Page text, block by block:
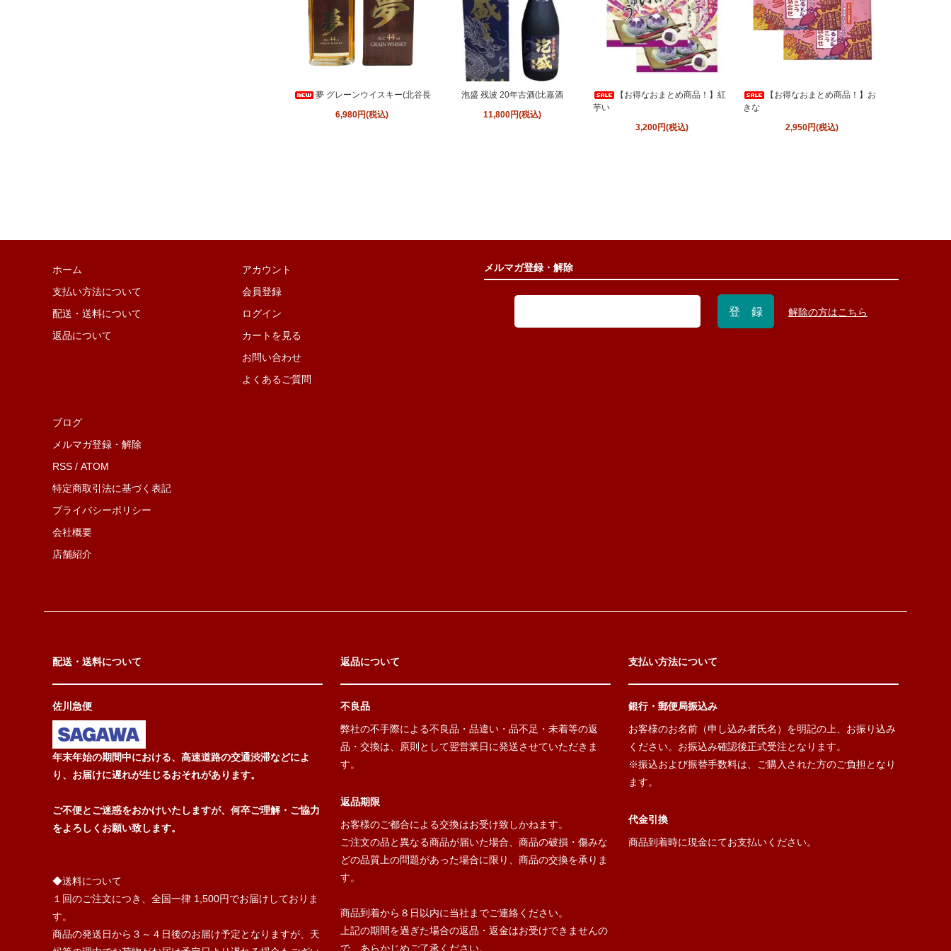
夢 グレーンウイスキー(北谷長
6,980円(税込)
泡盛 残波 20年古酒(比嘉酒
11,800円(税込)
【お得なおまとめ商品！】紅
芋い
3,200円(税込)
【お得なおまとめ商品！】お
きな
2,950円(税込)
ホーム
支払い方法について
配送・送料について
返品について
アカウント
会員登録
ログイン
カートを見る
お問い合わせ
よくあるご質問
ブログ
メルマガ登録・解除
RSS /ATOM
特定商取引法に基づく表記
プライバシーポリシー
会社概要
店舗紹介
メルマガ登録・解除
配送・送料について
佐川急便
年末年始の期間中における、高速道路の交通渋滞などによ
り、お届けに遅れが生じるおそれがあります。
ご不便とご迷惑をおかけいたしますが、何卒ご理解・ご協力
をよろしくお願い致します。
◆送料について
１回のご注文につき、全国一律 1,500円でお届けしておりま
す。
商品の発送日から３～４日後のお届け予定となりますが、天
返品について
不良品
弊社の不手際による不良品・品違い・品不足・未着等の返
品・交換は、原則として翌営業日に発送させていただきま
す。
返品期限
お客様のご都合による交換はお受け致しかねます。
ご注文の品と異なる商品が届いた場合、商品の破損・傷みな
どの品質上の問題があった場合に限り、商品の交換を承りま
す。
商品到着から８日以内に当社までご連絡ください。
上記の期間を過ぎた場合の返品・返金はお受けできませんの
で、あらかじめご了承ください。
支払い方法について
銀行・郵便局振込み
お客様のお名前（申し込み者氏名）を明記の上、お振り込み
ください。お振込み確認後正式受注となります。
※振込および振替手数料は、ご購入された方のご負担となり
ます。
代金引換
商品到着時に現金にてお支払いください。